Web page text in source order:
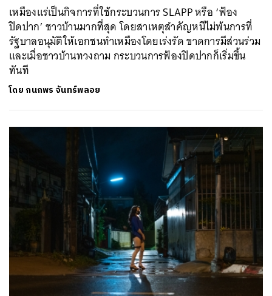
เหมืองแร่เป็นกิจการที่ใช้กระบวนการ SLAPP หรือ ‘ฟ้อง
ปิดปาก’ ชาวบ้านมากที่สุด โดยสาเหตุสำคัญหนีไม่พ้นการที่
รัฐบาลอนุมัติให้เอกชนทำเหมืองโดยเร่งรัด ขาดการมีส่วนร่วม
และเมื่อชาวบ้านทวงถาม กระบวนการฟ้องปิดปากก็เริ่มขึ้น
ทันที
โดย กนกพร จันทร์พลอย